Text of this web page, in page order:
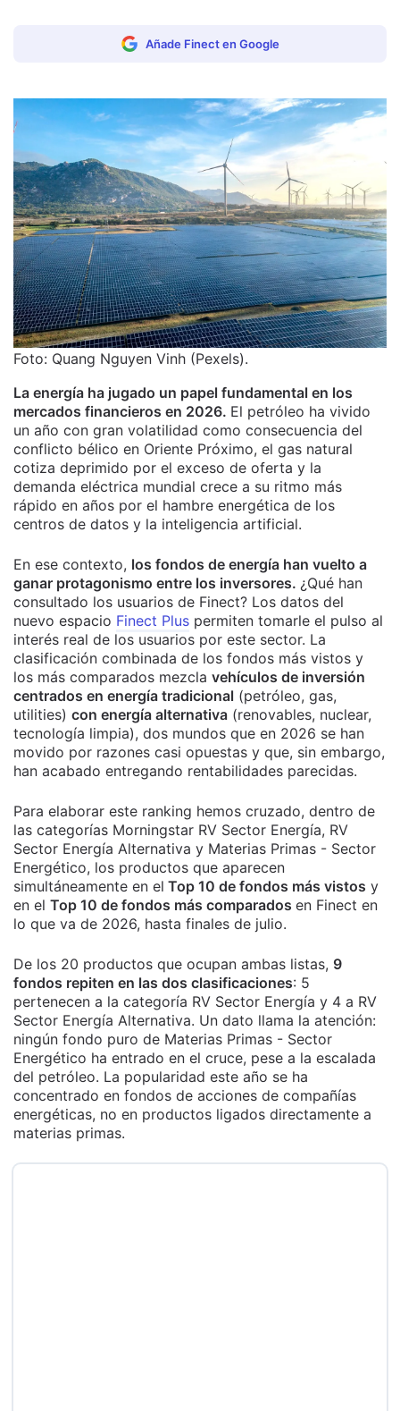
Añade Finect en Google
Foto: Quang Nguyen Vinh (Pexels).
La energía ha jugado un papel fundamental en los
mercados financieros en 2026. El petróleo ha vivido
un año con gran volatilidad como consecuencia del
conflicto bélico en Oriente Próximo, el gas natural
cotiza deprimido por el exceso de oferta y la
demanda eléctrica mundial crece a su ritmo más
rápido en años por el hambre energética de los
centros de datos y la inteligencia artificial.
En ese contexto, los fondos de energía han vuelto a
ganar protagonismo entre los inversores. ¿Qué han
consultado los usuarios de Finect? Los datos del
nuevo espacio Finect Plus permiten tomarle el pulso al
interés real de los usuarios por este sector. La
clasificación combinada de los fondos más vistos y
los más comparados mezcla vehículos de inversión
centrados en energía tradicional (petróleo, gas,
utilities) con energía alternativa (renovables, nuclear,
tecnología limpia), dos mundos que en 2026 se han
movido por razones casi opuestas y que, sin embargo,
han acabado entregando rentabilidades parecidas.
Para elaborar este ranking hemos cruzado, dentro de
las categorías Morningstar RV Sector Energía, RV
Sector Energía Alternativa y Materias Primas - Sector
Energético, los productos que aparecen
simultáneamente en el Top 10 de fondos más vistos y
en el Top 10 de fondos más comparados en Finect en
lo que va de 2026, hasta finales de julio.
De los 20 productos que ocupan ambas listas, 9
fondos repiten en las dos clasificaciones: 5
pertenecen a la categoría RV Sector Energía y 4 a RV
Sector Energía Alternativa. Un dato llama la atención:
ningún fondo puro de Materias Primas - Sector
Energético ha entrado en el cruce, pese a la escalada
del petróleo. La popularidad este año se ha
concentrado en fondos de acciones de compañías
energéticas, no en productos ligados directamente a
materias primas.